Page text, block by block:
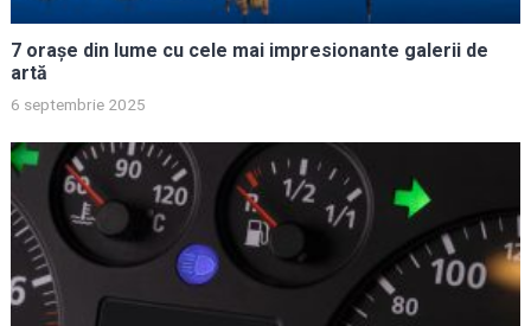
7 orașe din lume cu cele mai impresionante galerii de
artă
6 septembrie 2025